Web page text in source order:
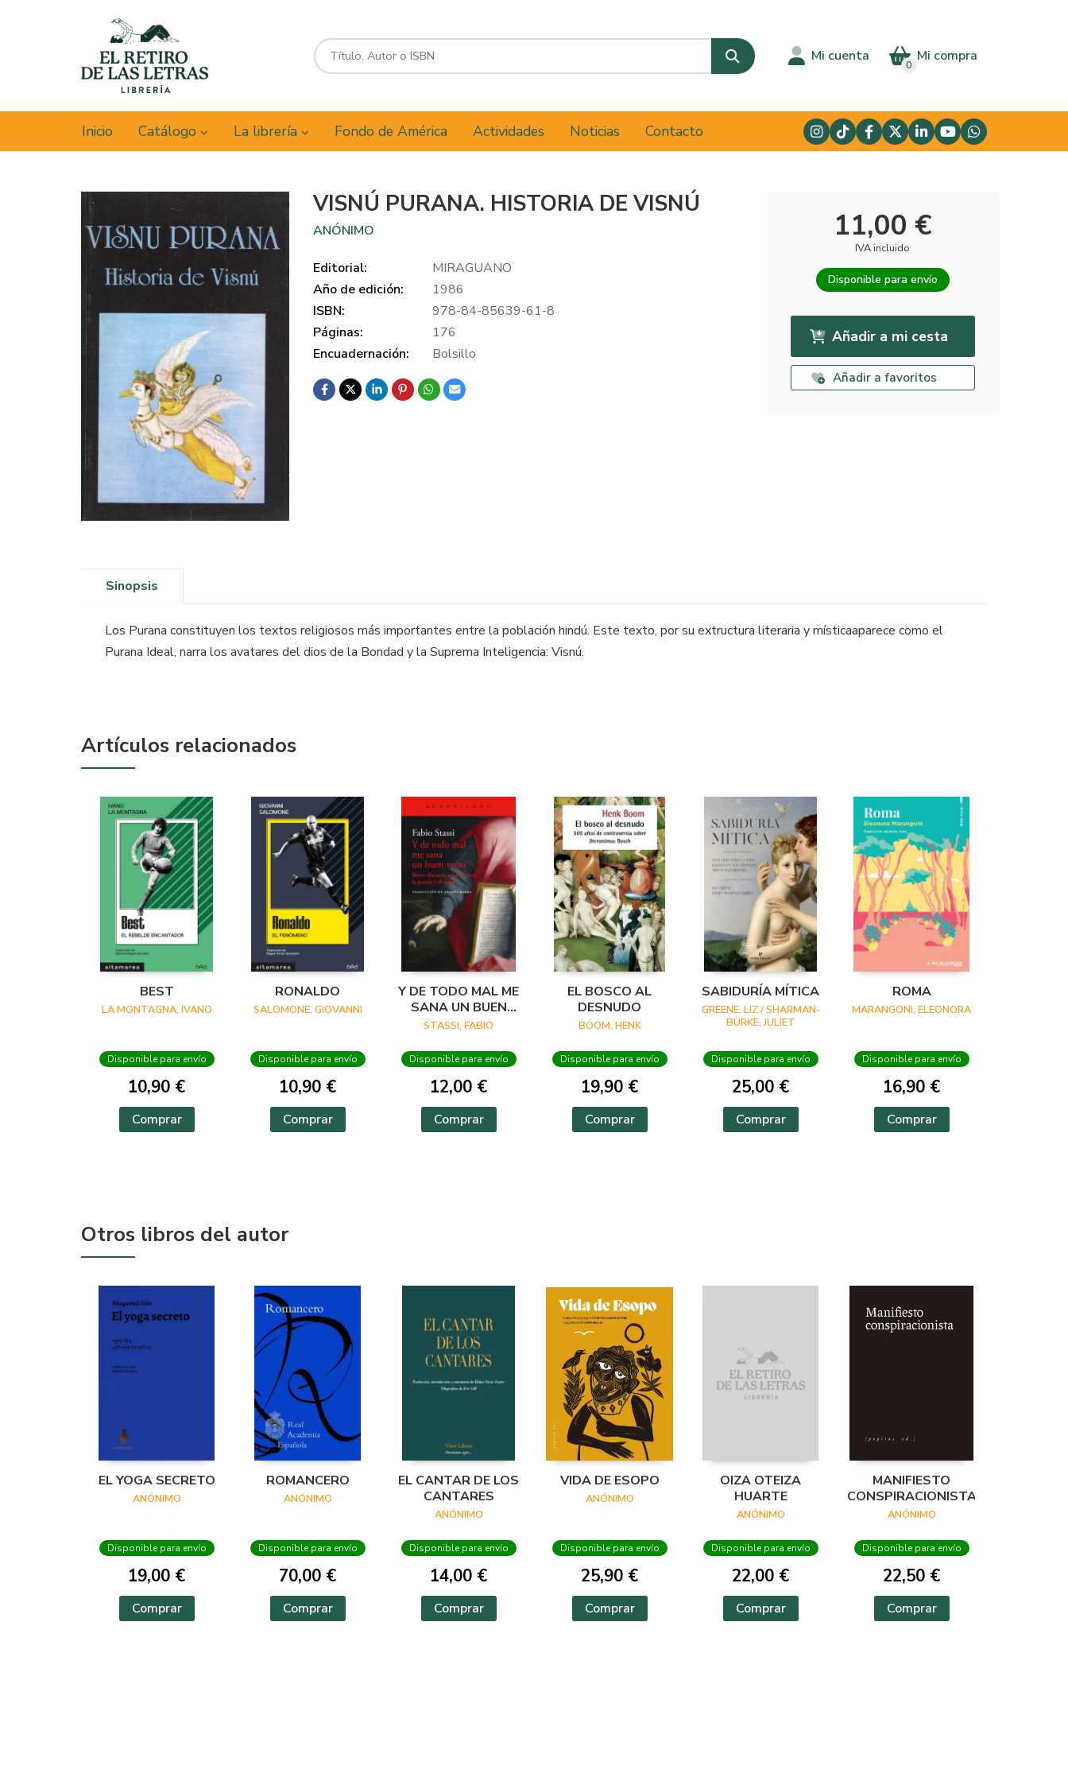
Mi cuenta Mi compra
0
Inicio Catálogo La librería Fondo de América Actividades Noticias Contacto
VISNÚ PURANA. HISTORIA DE VISNÚ
ANÓNIMO
Editorial:
MIRAGUANO
Año de edición:
1986
ISBN:
978-84-85639-61-8
Páginas:
176
Encuadernación:
Bolsillo
11,00 €
IVA incluido
Disponible para envío
Añadir a mi cesta
Añadir a favoritos
Sinopsis
Los Purana constituyen los textos religiosos más importantes entre la población hindú. Este texto, por su extructura literaria y místicaaparece como el
Purana Ideal, narra los avatares del dios de la Bondad y la Suprema Inteligencia: Visnú.
Artículos relacionados
BEST
LA MONTAGNA, IVANO
Disponible para envío
10,90 €
Comprar
RONALDO
SALOMONE, GIOVANNI
Disponible para envío
10,90 €
Comprar
Y DE TODO MAL ME
SANA UN BUEN
VERSO
STASSI, FABIO
Disponible para envío
12,00 €
Comprar
EL BOSCO AL
DESNUDO
BOOM, HENK
Disponible para envío
19,90 €
Comprar
SABIDURÍA MÍTICA
GREENE, LIZ / SHARMAN-
BURKE, JULIET
Disponible para envío
25,00 €
Comprar
ROMA
MARANGONI, ELEONORA
Disponible para envío
16,90 €
Comprar
Otros libros del autor
EL YOGA SECRETO
ANÓNIMO
Disponible para envío
19,00 €
Comprar
ROMANCERO
ANÓNIMO
Disponible para envío
70,00 €
Comprar
EL CANTAR DE LOS
CANTARES
ANÓNIMO
Disponible para envío
14,00 €
Comprar
VIDA DE ESOPO
ANÓNIMO
Disponible para envío
25,90 €
Comprar
OIZA OTEIZA
HUARTE
ANÓNIMO
Disponible para envío
22,00 €
Comprar
MANIFIESTO
CONSPIRACIONISTA
ANÓNIMO
Disponible para envío
22,50 €
Comprar